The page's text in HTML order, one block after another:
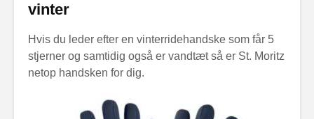
vinter
Hvis du leder efter en vinterridehandske som får 5
stjerner og samtidig også er vandtæt så er St. Moritz
netop handsken for dig.